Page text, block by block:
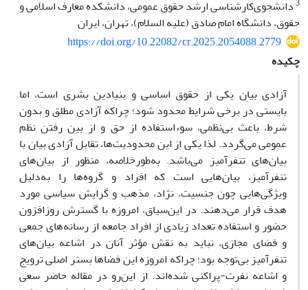
دانشجوی‌کارشناسی ارشد حقوق عمومی، دانشکده معارف اسلامی و
حقوق، دانشگاه امام صادق (علیه السلام)، تهران، ایران
https://doi.org/10.22082/cr.2025.2054088.2779
چکیده
آزادی بیان یکی از حقوق اساسی و بنیادین بشری است، اما
بایستی در برخی شرایط محدود شود؛ چراکه آزادی مطلق و بدون
شرط، باعث بی‌نظمی، سوءاستفاده از حق و از بین رفتن نظم
عمومی می‌گردد. لذا یکی از این محدودیت‌ها، تقابل آزادی بیان با
بیان‌های تنفرآمیز می‌باشد. به‌طورخلاصه، منظور از بیان‌های
تنفرآمیز، بیان‌هایی است که افراد و گروه‌ها را به‌دلیل
ویژگی‌‌هایی چون جنسیت، نژاد، مذهب و گرایش سیاسی مورد
هدف قرار می‌دهند. در این‌سیاق، امروزه با گسترش روزافزون
حضور و استفاده تعداد زیادی از افراد جامعه از رسانه‌های جمعی
و فضای مجازی، نباید به نقش مؤثر آنان در اشاعه بیا‌ن‌های
تنفرآمیز بی‌توجه بود؛ چراکه امروزه این فضاها بستر اصلی ترویج
و اشاعه نفرت-پراکنی شده‌اند. از این‌رو در مقاله حاضر سعی